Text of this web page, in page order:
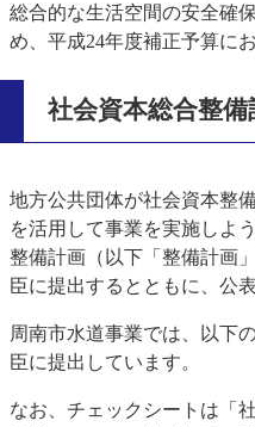
総合的な生活空間の安全確
め、平成24年度補正予算に
社会資本総合整備
地方公共団体が社会資本整
を活用して事業を実施しよ
整備計画（以下「整備計画
臣に提出するとともに、公
周南市水道事業では、以下
臣に提出しています。
なお、チェックシートは「